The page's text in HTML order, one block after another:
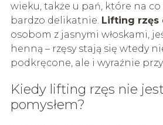
wieku, także u pań, które na
bardzo delikatnie. Lifting rzęs
osobom z jasnymi włoskami,
henną – rzęsy stają się wtedy
podkręcone, ale i wyraźnie
Kiedy lifting rzęs nie
pomysłem?